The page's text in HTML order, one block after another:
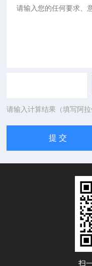
请输入计算结果（填写阿
扫